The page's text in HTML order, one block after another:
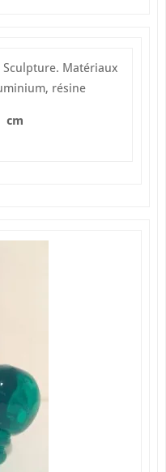
Sculpture. Matériaux
résine
cm